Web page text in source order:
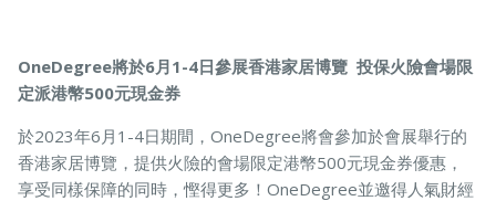
OneDegree將於6月1-4日參展香港家居博覽 投保火險會場限
定派港幣500元現金券
於2023年6月1-4日期間，OneDegree將會參加於會展舉行的
香港家居博覽，提供火險的會場限定港幣500元現金券優惠，
享受同樣保障的同時，慳得更多！OneDegree並邀得人氣財經